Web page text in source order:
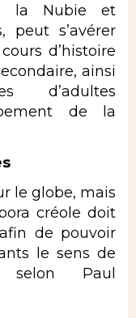
la Nubie et
peut s’avérer
d’histoire
ainsi
d’adultes
de la
le globe, mais
créole doit
de pouvoir
le sens de
selon Paul